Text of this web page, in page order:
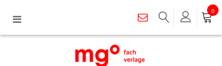
Navigation
0